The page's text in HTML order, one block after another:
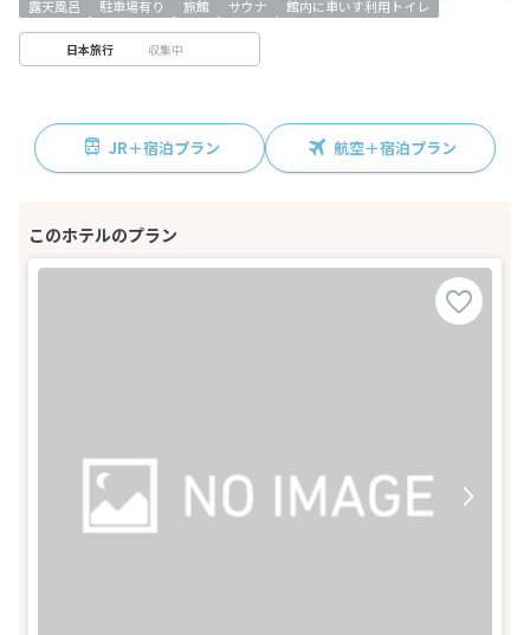
露天風呂
駐車場有り 旅館 サウナ 館内に車いす利用トイレ
日本旅行 収集中
JR＋宿泊プラン 航空＋宿泊プラン